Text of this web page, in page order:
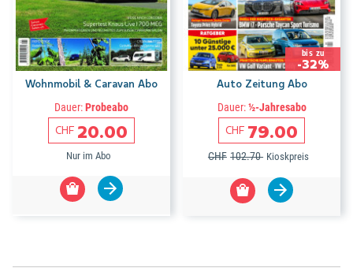
Wohnmobil & Caravan Abo
Dauer:Probeabo
CHF 20.00
Nur im Abo
bis zu
-32%
Auto Zeitung Abo
Dauer:½-Jahresabo
CHF 79.00
CHF 102.70 Kioskpreis